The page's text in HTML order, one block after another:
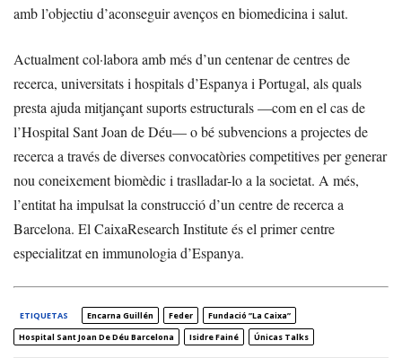
amb l’objectiu d’aconseguir avenços en biomedicina i salut.
Actualment col·labora amb més d’un centenar de centres de
recerca, universitats i hospitals d’Espanya i Portugal, als quals
presta ajuda mitjançant suports estructurals —com en el cas de
l’Hospital Sant Joan de Déu— o bé subvencions a projectes de
recerca a través de diverses convocatòries competitives per generar
nou coneixement biomèdic i traslladar-lo a la societat. A més,
l’entitat ha impulsat la construcció d’un centre de recerca a
Barcelona. El CaixaResearch Institute és el primer centre
especialitzat en immunologia d’Espanya.
ETIQUETAS Encarna Guillén Feder
Fundació ”la Caixa”
Hospital Sant Joan De Déu Barcelona
Isidre Fainé Únicas Talks